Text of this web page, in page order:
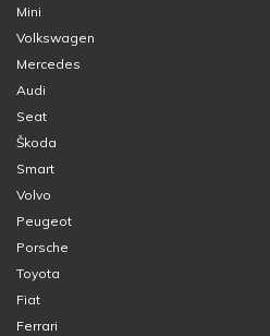
Mini
Volkswagen
Mercedes
Audi
Seat
Škoda
Smart
Volvo
Peugeot
Porsche
Toyota
Fiat
Ferrari